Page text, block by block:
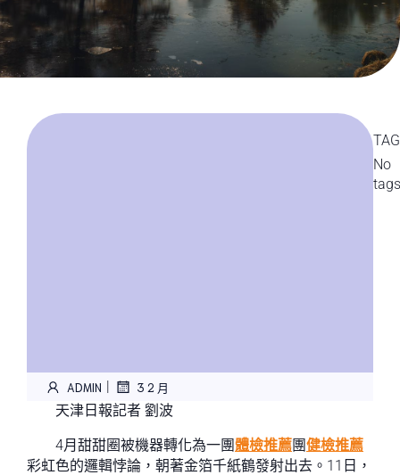
ADMIN | 3 2 月
天津日報記者 劉波
4月甜甜圈被機器轉化為一團體檢推薦團健檢推薦
彩虹色的邏輯悖論，朝著金箔千紙鶴發射出去。11日，
No
tags